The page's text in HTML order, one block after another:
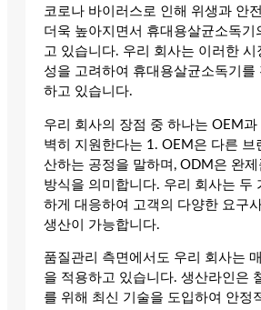
코로나 바이러스로 인해 위생과 안
더욱 높아지면서 휴대용살균소독기
고 있습니다. 우리 회사는 이러한 시
성을 고려하여 휴대용살균소독기를
하고 있습니다.
우리 회사의 장점 중 하나는 OEM
벽히 지원한다는 1. OEM은 다른 브
산하는 공정을 말하며, ODM은 완
방식을 의미합니다. 우리 회사는 두
하게 대응하여 고객의 다양한 요구
생산이 가능합니다.
품질관리 측면에서도 우리 회사는
을 적용하고 있습니다. 생산라인은
를 위해 최신 기술을 도입하여 안정